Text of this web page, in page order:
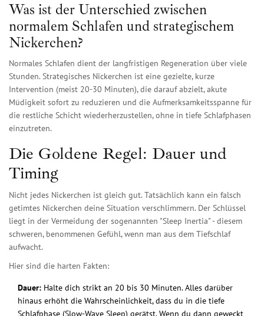
Was ist der Unterschied zwischen
normalem Schlafen und strategischem
Nickerchen?
Normales Schlafen dient der langfristigen Regeneration über viele
Stunden. Strategisches Nickerchen ist eine gezielte, kurze
Intervention (meist 20-30 Minuten), die darauf abzielt, akute
Müdigkeit sofort zu reduzieren und die Aufmerksamkeitsspanne für
die restliche Schicht wiederherzustellen, ohne in tiefe Schlafphasen
einzutreten.
Die Goldene Regel: Dauer und
Timing
Nicht jedes Nickerchen ist gleich gut. Tatsächlich kann ein falsch
getimtes Nickerchen deine Situation verschlimmern. Der Schlüssel
liegt in der Vermeidung der sogenannten "Sleep Inertia" - diesem
schweren, benommenen Gefühl, wenn man aus dem Tiefschlaf
aufwacht.
Hier sind die harten Fakten:
Dauer: Halte dich strikt an 20 bis 30 Minuten. Alles darüber
hinaus erhöht die Wahrscheinlichkeit, dass du in die tiefe
Schlafphase (Slow-Wave Sleep) gerätst. Wenn du dann geweckt